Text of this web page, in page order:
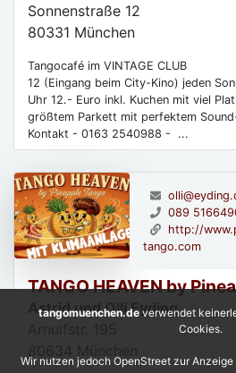
Sonnenstraße 12
80331 München
Tangocafé im VINTAGE CLUB
12 (Eingang beim City-Kino) jeden
Uhr 12.- Euro inkl. Kuchen mit viel
größtem Parkett mit perfektem
Kontakt - 0163 2540988 - ...
TANGO HEAVEN by
Astrid und Olli Eyding
089
http://
tango.com
tangomuenchen.de verwendet
Cookies.
Wir nutzen jedoch OpenStreet zur